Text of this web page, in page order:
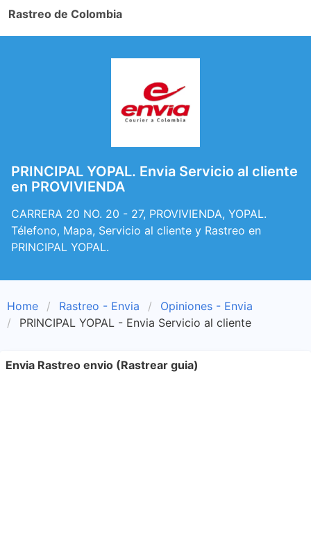
Rastreo de Colombia
PRINCIPAL YOPAL. Envia Servicio al cliente
en PROVIVIENDA
CARRERA 20 NO. 20 - 27, PROVIVIENDA, YOPAL.
Télefono, Mapa, Servicio al cliente y Rastreo en
PRINCIPAL YOPAL.
Home Rastreo - Envia
Opiniones - Envia
PRINCIPAL YOPAL - Envia Servicio al cliente
Envia Rastreo envio (Rastrear guia)